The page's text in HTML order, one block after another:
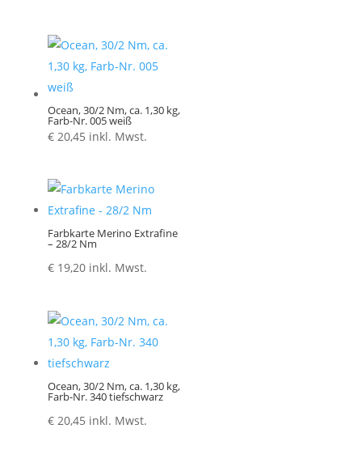
Ocean, 30/2 Nm, ca. 1,30 kg,
Farb-Nr. 005 weiß
€20,45 inkl. Mwst.
Farbkarte Merino Extrafine
– 28/2 Nm
€19,20 inkl. Mwst.
Ocean, 30/2 Nm, ca. 1,30 kg,
Farb-Nr. 340 tiefschwarz
€20,45 inkl. Mwst.